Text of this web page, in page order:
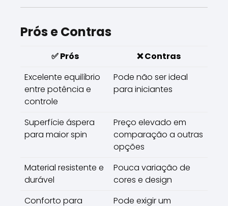
Prós e Contras
✅ Prós
❌ Contras
Excelente equilíbrio
entre potência e
controle
Pode não ser ideal
para iniciantes
Superfície áspera
para maior spin
Preço elevado em
comparação a outras
opções
Material resistente e
durável
Pouca variação de
cores e design
Conforto para
Pode exigir um